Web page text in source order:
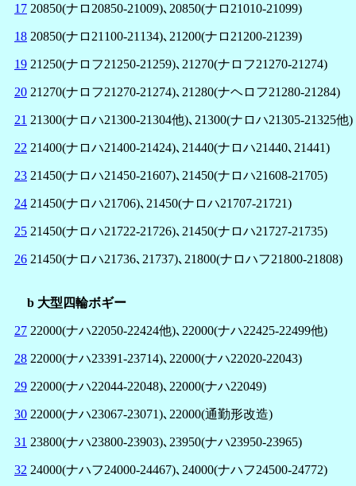
17 20850(ナロ20850-21009)､20850(ナロ21010-21099)
18 20850(ナロ21100-21134)､21200(ナロ21200-21239)
19 21250(ナロフ21250-21259)､21270(ナロフ21270-21274)
20 21270(ナロフ21270-21274)､21280(ナヘロフ21280-21284)
21 21300(ナロハ21300-21304他)､21300(ナロハ21305-21325他)
22 21400(ナロハ21400-21424)､21440(ナロハ21440､21441)
23 21450(ナロハ21450-21607)､21450(ナロハ21608-21705)
24 21450(ナロハ21706)､21450(ナロハ21707-21721)
25 21450(ナロハ21722-21726)､21450(ナロハ21727-21735)
26 21450(ナロハ21736､21737)､21800(ナロハフ21800-21808)
b 大型四輪ボギー
27 22000(ナハ22050-22424他)､22000(ナハ22425-22499他)
28 22000(ナハ23391-23714)､22000(ナハ22020-22043)
29 22000(ナハ22044-22048)､22000(ナハ22049)
30 22000(ナハ23067-23071)､22000(通勤形改造)
31 23800(ナハ23800-23903)､23950(ナハ23950-23965)
32 24000(ナハフ24000-24467)､24000(ナハフ24500-24772)